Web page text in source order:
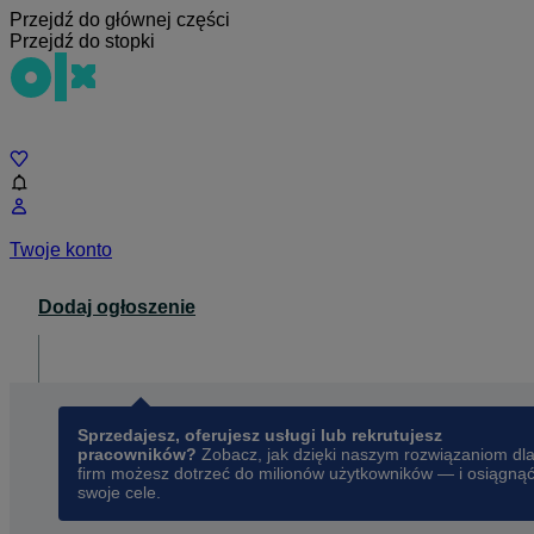
Przejdź do głównej części
Przejdź do stopki
Twoje konto
Dodaj ogłoszenie
Sprzedajesz, oferujesz usługi lub rekrutujesz
pracowników? Zobacz, jak dzięki naszym rozwiązaniom dla
firm możesz dotrzeć do milionów użytkowników — i osiągnąć
swoje cele.